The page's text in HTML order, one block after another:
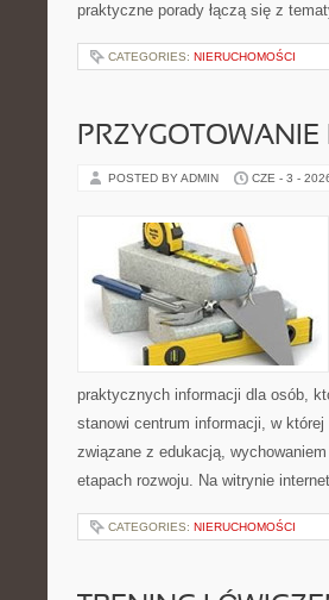
praktyczne porady łączą się z
CATEGORIES: NIERUCHOMOŚCI
POSTED BY ADMIN CZE - 3 -
praktycznych informacji dla osób,
stanowi centrum informacji, w
związane z edukacją,
etapach rozwoju. Na witrynie
CATEGORIES: NIERUCHOMOŚCI